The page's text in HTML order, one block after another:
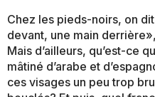
Chez les pieds-noirs, on
devant, une main
Mais d’ailleurs, qu’est-ce
mâtiné d’arabe et
ces visages un peu trop